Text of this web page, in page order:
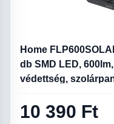
Home
db SMD LED,
védettség,
10 390 Ft